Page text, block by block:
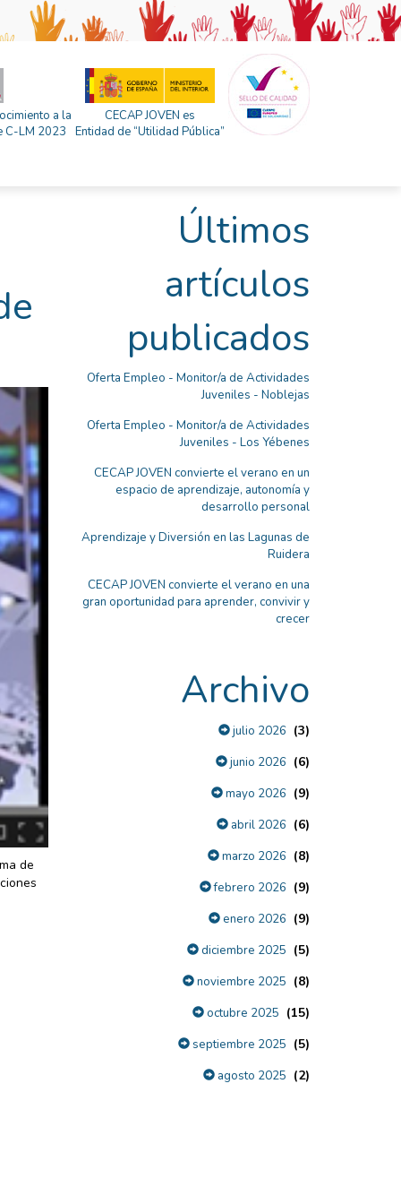
a la
C-LM 2023
CECAP JOVEN es
Entidad de “Utilidad Pública”
de
Últimos
artículos
publicados
Oferta Empleo - Monitor/a de Actividades
Juveniles - Noblejas
Oferta Empleo - Monitor/a de Actividades
Juveniles - Los Yébenes
CECAP JOVEN convierte el verano en un
espacio de aprendizaje, autonomía y
desarrollo personal
Aprendizaje y Diversión en las Lagunas de
Ruidera
CECAP JOVEN convierte el verano en una
gran oportunidad para aprender, convivir y
crecer
Archivo
julio 2026 (3)
junio 2026 (6)
mayo 2026 (9)
abril 2026 (6)
marzo 2026 (8)
febrero 2026 (9)
enero 2026 (9)
diciembre 2025 (5)
noviembre 2025 (8)
octubre 2025 (15)
septiembre 2025 (5)
agosto 2025 (2)